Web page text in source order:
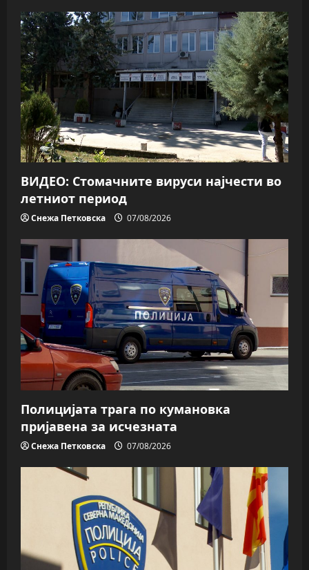
ВИДЕО: Стомачните вируси најчести во
летниот период
Снежа Петковска 07/08/2026
Полицијата трага пo кумановка
пријавена за исчезната
Снежа Петковска 07/08/2026